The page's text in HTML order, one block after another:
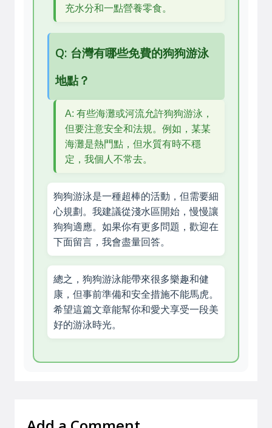
充水分和一點營養零食。
Q: 台灣有哪些免費的狗狗游泳
地點？
A: 有些海灘或河流允許狗狗游泳，
但要注意安全和法規。例如，某某
海灘是熱門點，但水質有時不穩
定，我個人不常去。
狗狗游泳是一種超棒的活動，但需要細
心規劃。我建議從淺水區開始，慢慢讓
狗狗適應。如果你有更多問題，歡迎在
下面留言，我會盡量回答。
總之，狗狗游泳能帶來很多樂趣和健
康，但事前準備和安全措施不能馬虎。
希望這篇文章能幫你和愛犬享受一段美
好的游泳時光。